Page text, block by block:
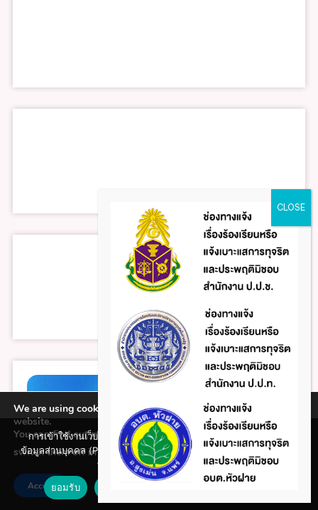
We are using cookies to give you the best experience on our
website.
You can find out more about which cookies we are using or
switch them off in
settings.
Accept
การเข้าใช้งานเว็บไซต์แห่งนี้ถือว่าท่านรับทราบใน นโยบายคุ้มครอง
ข้อมูลส่วนบุคคล (Privacy policy) และ นโยบายคุกกี้ (Cookie policy)
ที่ทางหน่วยงานได้จัดทำขึ้นแล้ว
ยอมรับ